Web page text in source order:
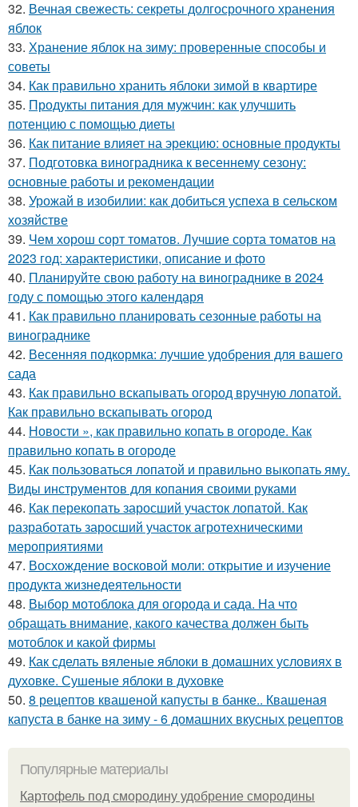
32. Вечная свежесть: секреты долгосрочного хранения
яблок
33. Хранение яблок на зиму: проверенные способы и
советы
34. Как правильно хранить яблоки зимой в квартире
35. Продукты питания для мужчин: как улучшить
потенцию с помощью диеты
36. Как питание влияет на эрекцию: основные продукты
37. Подготовка виноградника к весеннему сезону:
основные работы и рекомендации
38. Урожай в изобилии: как добиться успеха в сельском
хозяйстве
39. Чем хорош сорт томатов. Лучшие сорта томатов на
2023 год: характеристики, описание и фото
40. Планируйте свою работу на винограднике в 2024
году с помощью этого календаря
41. Как правильно планировать сезонные работы на
винограднике
42. Весенняя подкормка: лучшие удобрения для вашего
сада
43. Как правильно вскапывать огород вручную лопатой.
Как правильно вскапывать огород
44. Новости », как правильно копать в огороде. Как
правильно копать в огороде
45. Как пользоваться лопатой и правильно выкопать яму.
Виды инструментов для копания своими руками
46. Как перекопать заросший участок лопатой. Как
разработать заросший участок агротехническими
мероприятиями
47. Восхождение восковой моли: открытие и изучение
продукта жизнедеятельности
48. Выбор мотоблока для огорода и сада. На что
обращать внимание, какого качества должен быть
мотоблок и какой фирмы
49. Как сделать вяленые яблоки в домашних условиях в
духовке. Сушеные яблоки в духовке
50. 8 рецептов квашеной капусты в банке.. Квашеная
капуста в банке на зиму - 6 домашних вкусных рецептов
Популярные материалы
Картофель под смородину удобрение смородины